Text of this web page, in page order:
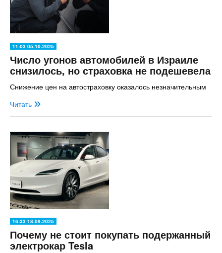
11:03 05.10.2025
Число угонов автомобилей в Израиле
снизилось, но страховка не подешевела
Снижение цен на автостраховку оказалось незначительным
Читать
16:33 18.09.2025
Почему не стоит покупать подержанный
электрокар Tesla